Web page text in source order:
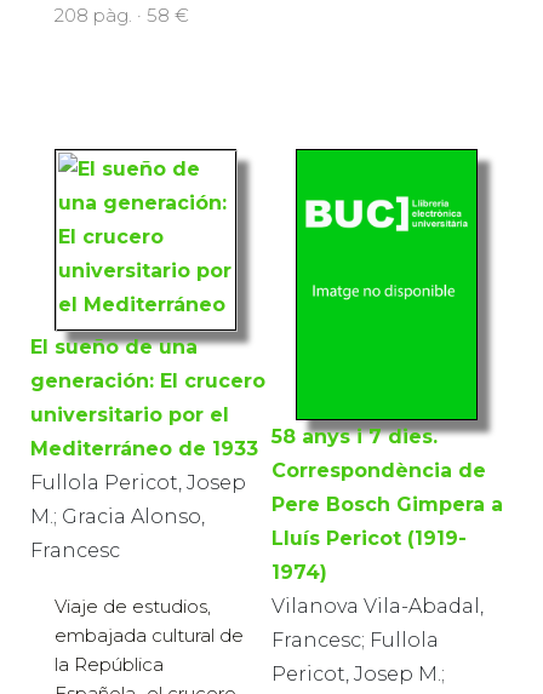
208 pàg. · 58 €
El sueño de una
generación: El crucero
universitario por el
Mediterráneo de 1933
Fullola Pericot, Josep
M.; Gracia Alonso,
Francesc
Viaje de estudios,
embajada cultural de
la República
58 anys i 7 dies.
Correspondència de
Pere Bosch Gimpera a
Lluís Pericot (1919-
1974)
Vilanova Vila-Abadal,
Francesc; Fullola
Pericot, Josep M.;